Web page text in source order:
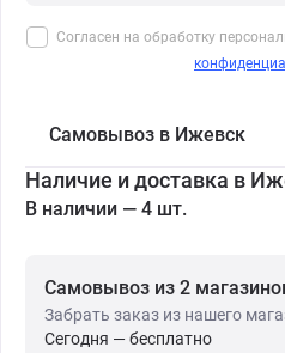
Согласен на обработку
Самовывоз в Ижевск
Наличие и доставка в
В наличии — 4 шт.
Самовывоз из 2
Забрать заказ из нашего
Сегодня — бесплатно